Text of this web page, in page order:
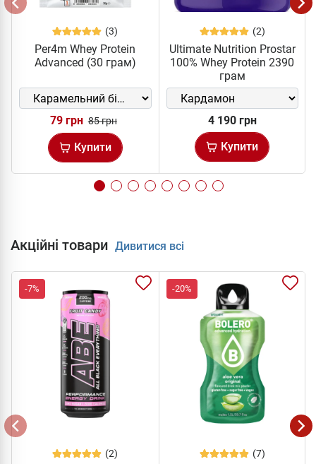
(3)
Per4m Whey Protein
Advanced (30 грам)
79 грн 85 грн
Купити
(2)
Ultimate Nutrition Prostar
100% Whey Protein 2390
грам
4 190 грн
Купити
Акційні товари Дивитися всі
-7%
(2)
-20%
(7)